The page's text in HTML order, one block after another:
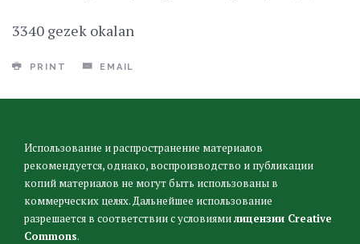
3340 gezek okalan
PRINT EMAIL
Использование и распространение материалов
рекомендуется, однако, воспроизводство и публикации
копий материалов не могут быть использованы в
коммерческих целях. Дальнейшее использование
разрешается в соответствии с условиямилицензии Creative
Commons.